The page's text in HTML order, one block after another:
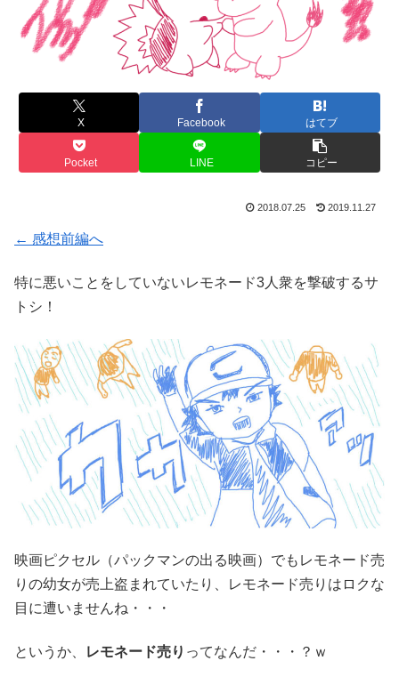
X Facebook はてブ
Pocket LINE コピー
2018.07.25 2019.11.27
← 感想前編へ
特に悪いことをしていないレモネード3人衆を撃破するサ
トシ！
映画ピクセル（パックマンの出る映画）でもレモネード売
りの幼女が売上盗まれていたり、レモネード売りはロクな
目に遭いませんね・・・
というか、 レモネード売り ってなんだ・・・？ｗ